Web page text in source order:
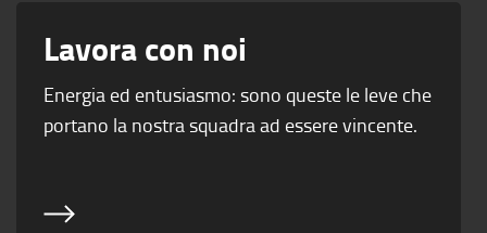
Lavora con noi
Energia ed entusiasmo: sono queste le leve che
portano la nostra squadra ad essere vincente.